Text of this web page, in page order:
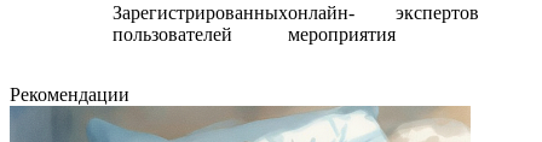
Зарегистрированных
пользователей
онлайн-
мероприятия
экспертов
Рекомендации